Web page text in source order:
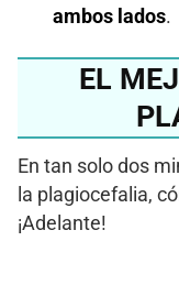
ambos lados.
EL
En tan solo dos
la plagiocefalia,
¡Adelante!